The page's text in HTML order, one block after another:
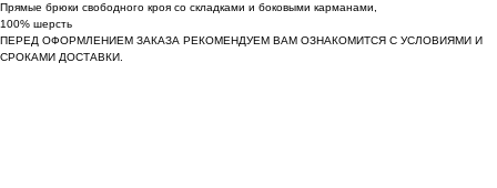
Прямые брюки свободного кроя со складками и боковыми карманами,
100% шерсть
ПЕРЕД ОФОРМЛЕНИЕМ ЗАКАЗА РЕКОМЕНДУЕМ ВАМ ОЗНАКОМИТСЯ С УСЛОВИЯМИ И
СРОКАМИ ДОСТАВКИ.